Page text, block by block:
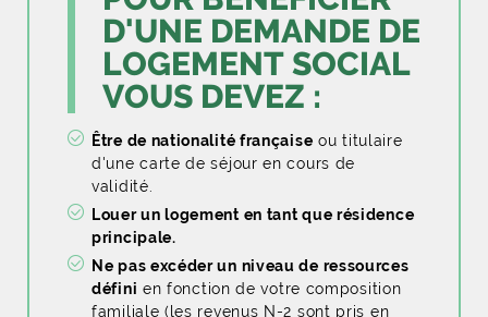
D'UNE DEMANDE DE
LOGEMENT SOCIAL
VOUS DEVEZ :
Être de nationalité française ou titulaire
d'une carte de séjour en cours de
validité.
Louer un logement en tant que résidence
principale.
Ne pas excéder un niveau de ressources
défini en fonction de votre composition
familiale (les revenus N-2 sont pris en